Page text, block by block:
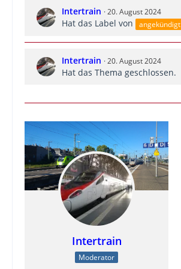
Intertrain 20. August 2024
Hat das Label von angekündigt
Intertrain 20. August 2024
Hat das Thema geschlossen.
Intertrain
Moderator